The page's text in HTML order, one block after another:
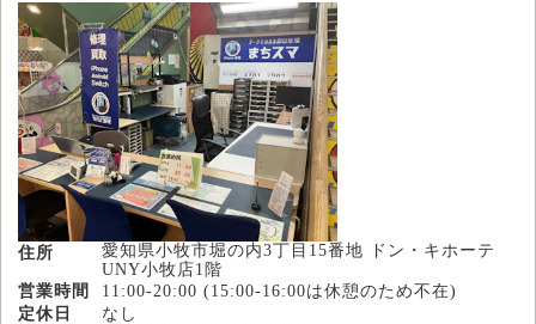
住所
愛知県小牧市堀の内3丁目15番地 ドン・キホーテ
UNY小牧店1階
営業時間
11:00-20:00 (15:00-16:00は休憩のため不在)
定休日
なし